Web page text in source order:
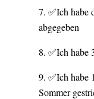
✅Ich habe
abgegeben
✅Ich habe
✅Ich habe
Sommer